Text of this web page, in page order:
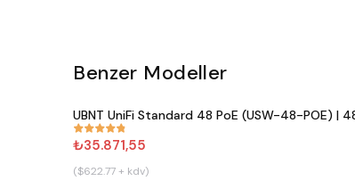
Benzer Modeller
#861
UBNT UniFi Standard 48 PoE (USW-48-POE) |
₺35.871,55
($622.77 + kdv)